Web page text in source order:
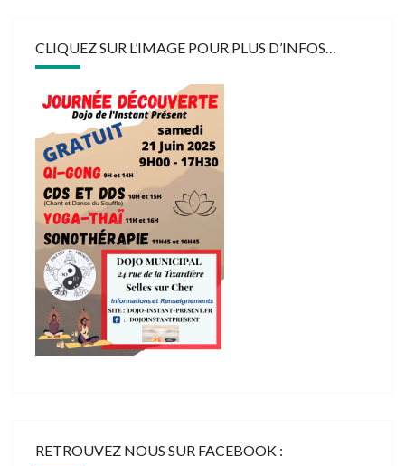
CLIQUEZ SUR L’IMAGE POUR PLUS D’INFOS…
RETROUVEZ NOUS SUR FACEBOOK :